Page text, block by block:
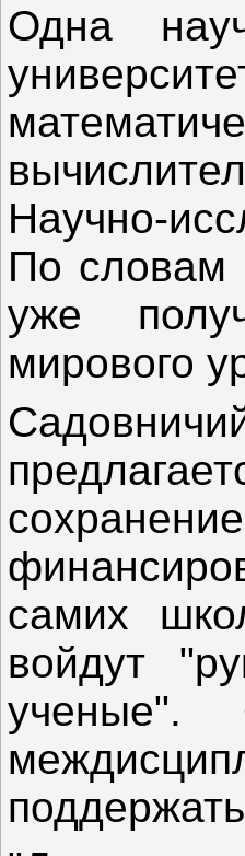
Одна
Научно-
По словам
уже
мирового
самих
войдут
ученые".